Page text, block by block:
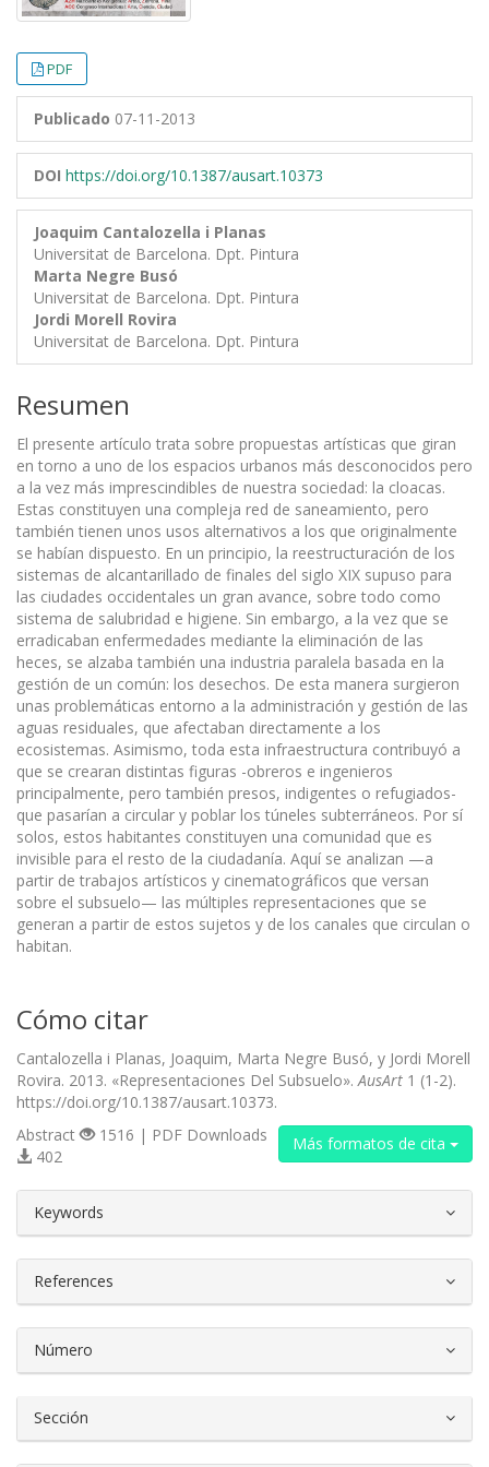
PDF
Publicado 07-11-2013
DOI https://doi.org/10.1387/ausart.10373
Joaquim Cantalozella i Planas
Universitat de Barcelona. Dpt. Pintura
Marta Negre Busó
Universitat de Barcelona. Dpt. Pintura
Jordi Morell Rovira
Universitat de Barcelona. Dpt. Pintura
Resumen
El presente artículo trata sobre propuestas artísticas que giran
en torno a uno de los espacios urbanos más desconocidos pero
a la vez más imprescindibles de nuestra sociedad: la cloacas.
Estas constituyen una compleja red de saneamiento, pero
también tienen unos usos alternativos a los que originalmente
se habían dispuesto. En un principio, la reestructuración de los
sistemas de alcantarillado de finales del siglo XIX supuso para
las ciudades occidentales un gran avance, sobre todo como
sistema de salubridad e higiene. Sin embargo, a la vez que se
erradicaban enfermedades mediante la eliminación de las
heces, se alzaba también una industria paralela basada en la
gestión de un común: los desechos. De esta manera surgieron
unas problemáticas entorno a la administración y gestión de las
aguas residuales, que afectaban directamente a los
ecosistemas. Asimismo, toda esta infraestructura contribuyó a
que se crearan distintas figuras -obreros e ingenieros
principalmente, pero también presos, indigentes o refugiados-
que pasarían a circular y poblar los túneles subterráneos. Por sí
solos, estos habitantes constituyen una comunidad que es
invisible para el resto de la ciudadanía. Aquí se analizan —a
partir de trabajos artísticos y cinematográficos que versan
sobre el subsuelo— las múltiples representaciones que se
generan a partir de estos sujetos y de los canales que circulan o
habitan.
Cómo citar
Cantalozella i Planas, Joaquim, Marta Negre Busó, y Jordi Morell
Rovira. 2013. «Representaciones Del Subsuelo».AusArt 1 (1-2).
https://doi.org/10.1387/ausart.10373.
Más formatos de cita
Abstract
1516 | PDF Downloads
402
Keywords
References
Número
Sección